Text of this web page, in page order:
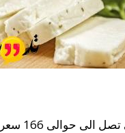
50 جرام من جبنة الحلوم.